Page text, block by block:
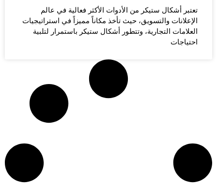
تعتبر أشكال ستيكر من الأدوات الأكثر فعالية في عالم
الإعلانات والتسويق، حيث تأخذ مكاناً مميزاً في استراتيجيات
العلامات التجارية، وتتطور أشكال ستيكر باستمرار لتلبية
احتياجات